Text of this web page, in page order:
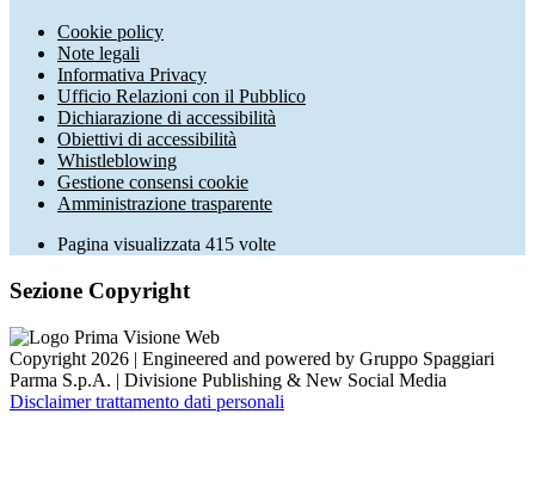
Cookie policy
Note legali
Informativa Privacy
Ufficio Relazioni con il Pubblico
Dichiarazione di accessibilità
Obiettivi di accessibilità
Whistleblowing
Gestione consensi cookie
Amministrazione trasparente
Pagina visualizzata 415 volte
Sezione Copyright
Copyright 2026 | Engineered and powered by Gruppo Spaggiari
Parma S.p.A. | Divisione Publishing & New Social Media
Disclaimer trattamento dati personali